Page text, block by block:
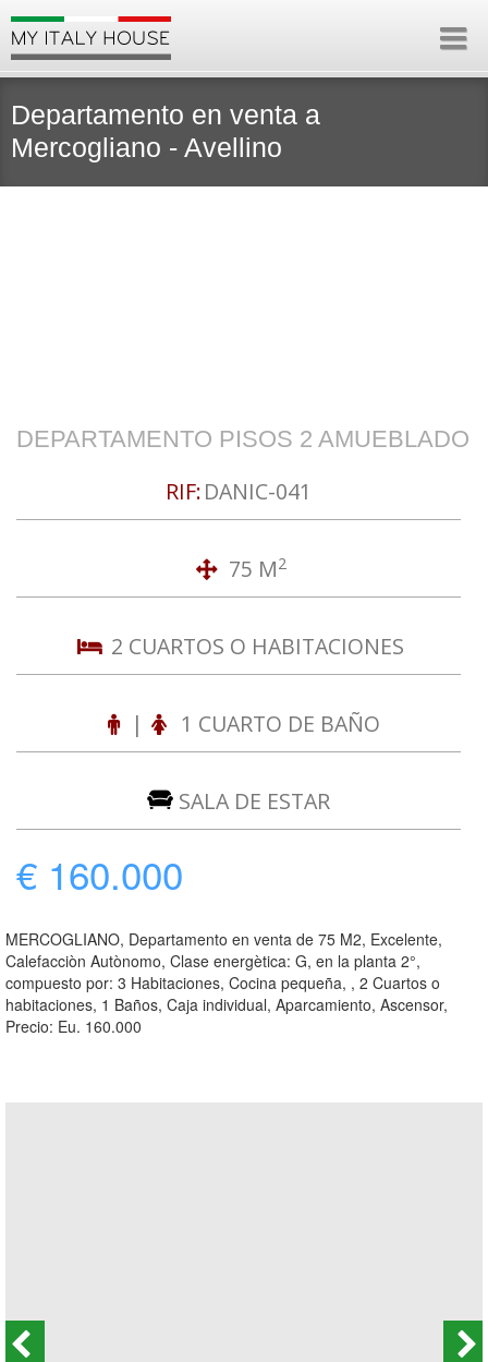
Departamento en venta a
Mercogliano - Avellino
DEPARTAMENTO PISOS 2 AMUEBLADO
RIF:DANIC-041
75 M2
2 CUARTOS O HABITACIONES
| 1 CUARTO DE BAÑO
SALA DE ESTAR
€ 160.000
MERCOGLIANO, Departamento en venta de 75 M2, Excelente,
Calefacciòn Autònomo, Clase energètica: G, en la planta 2°,
compuesto por: 3 Habitaciones, Cocina pequeña, , 2 Cuartos o
habitaciones, 1 Baños, Caja individual, Aparcamiento, Ascensor,
Precio: Eu. 160.000